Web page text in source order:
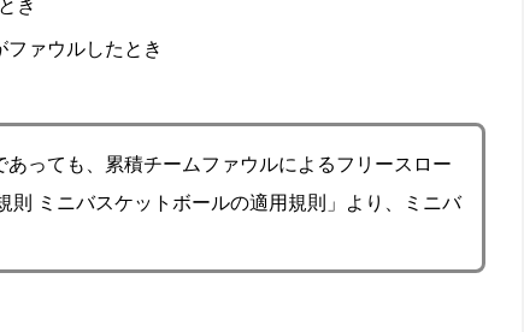
き
ァウルしたとき
っても、累積チームファウルによるフリースロー
ミニバスケットボールの適用規則」より、ミニバ